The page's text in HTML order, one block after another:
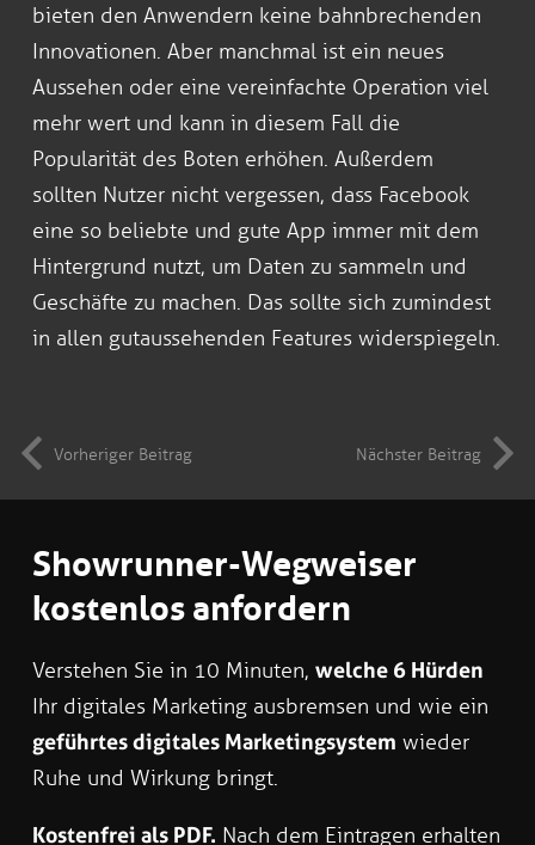
bieten den Anwendern keine bahnbrechenden
Innovationen. Aber manchmal ist ein neues
Aussehen oder eine vereinfachte Operation viel
mehr wert und kann in diesem Fall die
Popularität des Boten erhöhen. Außerdem
sollten Nutzer nicht vergessen, dass Facebook
eine so beliebte und gute App immer mit dem
Hintergrund nutzt, um Daten zu sammeln und
Geschäfte zu machen. Das sollte sich zumindest
in allen gutaussehenden Features widerspiegeln.
Vorheriger Beitrag Nächster Beitrag
Showrunner-Wegweiser
kostenlos anfordern
Verstehen Sie in 10 Minuten, welche 6 Hürden
Ihr digitales Marketing ausbremsen und wie ein
geführtes digitales Marketingsystem wieder
Ruhe und Wirkung bringt.
Kostenfrei als PDF. Nach dem Eintragen erhalten